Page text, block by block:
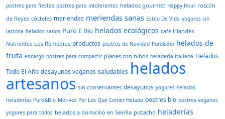
postres para fiestas postres para intolerantes helados gourmet Happy Hour roscón
de Reyes cócteles meriendas meriendas sanas Estilo De Vida yogures sin
lactosa helados sanos Puro E Bio helados ecológicos café irlandés
Nutrientes Los Remedios productos postres de Navidad Puro&Bio helados de
fruta encargo postres para compartir planes con niños heladería italiana Helados
Todo El Año desayunos veganos saludables helados
artesanos sin conservantes desayunos yogures helados
heladerías Puro&Bio Motivos Por Los Que Comer Helado postres bío postres veganos
yogures para todos helados a domicilio en Sevilla pistacho heladerías